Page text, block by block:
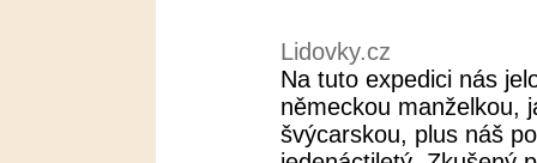
Lidovky.cz
Na tuto expedici nás
německou manželkou,
švýcarskou, plus náš